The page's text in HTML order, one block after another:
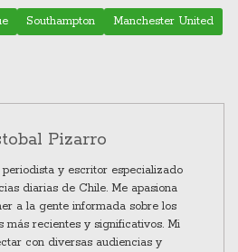
sintonizar para ver cómo se
capítulo entre
United.
Southampton Manchester United
Pizarro
periodista y escritor especializado
diarias de Chile. Me apasiona
a la gente informada sobre los
más recientes y significativos. Mi
con diversas audiencias y